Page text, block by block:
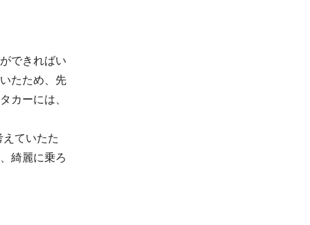
できればい
たため、先
カーには、
ていたた
綺麗に乗ろ